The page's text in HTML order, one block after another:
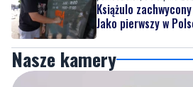
Książulo
Jako pierwszy w
Nasze kamery